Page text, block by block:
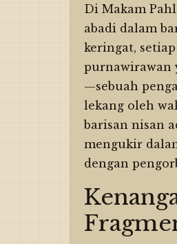
Di Makam
abadi dalam
keringat,
purnawirawan
—sebuah
lekang oleh
barisan nisan
mengukir
dengan